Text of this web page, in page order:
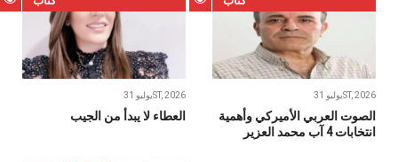
يوليو 31ST, 2026
العطاء لا يبدأ من الجيب
يوليو 31ST, 2026
الصوت العربي الأميركي وأهمية
انتخابات 4 آب محمد العزير